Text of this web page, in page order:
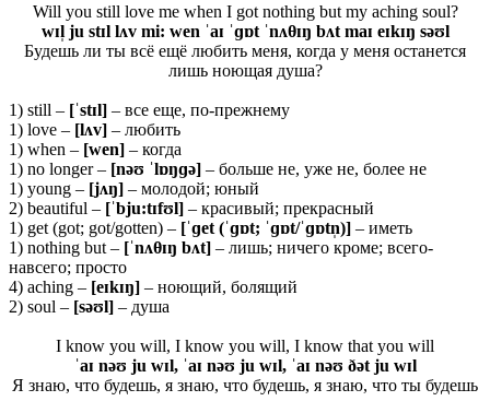
Will you still love me when I got nothing but my aching soul?
wɪl̩ ju stɪl lʌv mi: wen ˈaɪ ˈɡɒt ˈnʌθɪŋ bʌt maɪ eɪkɪŋ səʊl
Будешь ли ты всё ещё любить меня, когда у меня останется
лишь ноющая душа?
1) still – [ˈstɪl] – все еще, по-прежнему
1) love – [lʌv] – любить
1) when – [wen] – когда
1) no longer – [nəʊ ˈlɒŋɡə] – больше не, уже не, более не
1) young – [jʌŋ] – молодой; юный
2) beautiful – [ˈbju:tɪfʊl] – красивый; прекрасный
1) get (got; got/gotten) – [ˈɡet (ˈɡɒt; ˈɡɒt/ˈɡɒtn̩)] – иметь
1) nothing but – [ˈnʌθɪŋ bʌt] – лишь; ничего кроме; всего-
навсего; просто
4) aching – [eɪkɪŋ] – ноющий, болящий
2) soul – [səʊl] – душа
I know you will, I know you will, I know that you will
ˈaɪ nəʊ ju wɪl, ˈaɪ nəʊ ju wɪl, ˈaɪ nəʊ ðət ju wɪl
Я знаю, что будешь, я знаю, что будешь, я знаю, что ты будешь